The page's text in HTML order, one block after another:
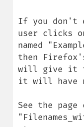
If you don't
user clicks
named
then
will give it
it will have
See the page